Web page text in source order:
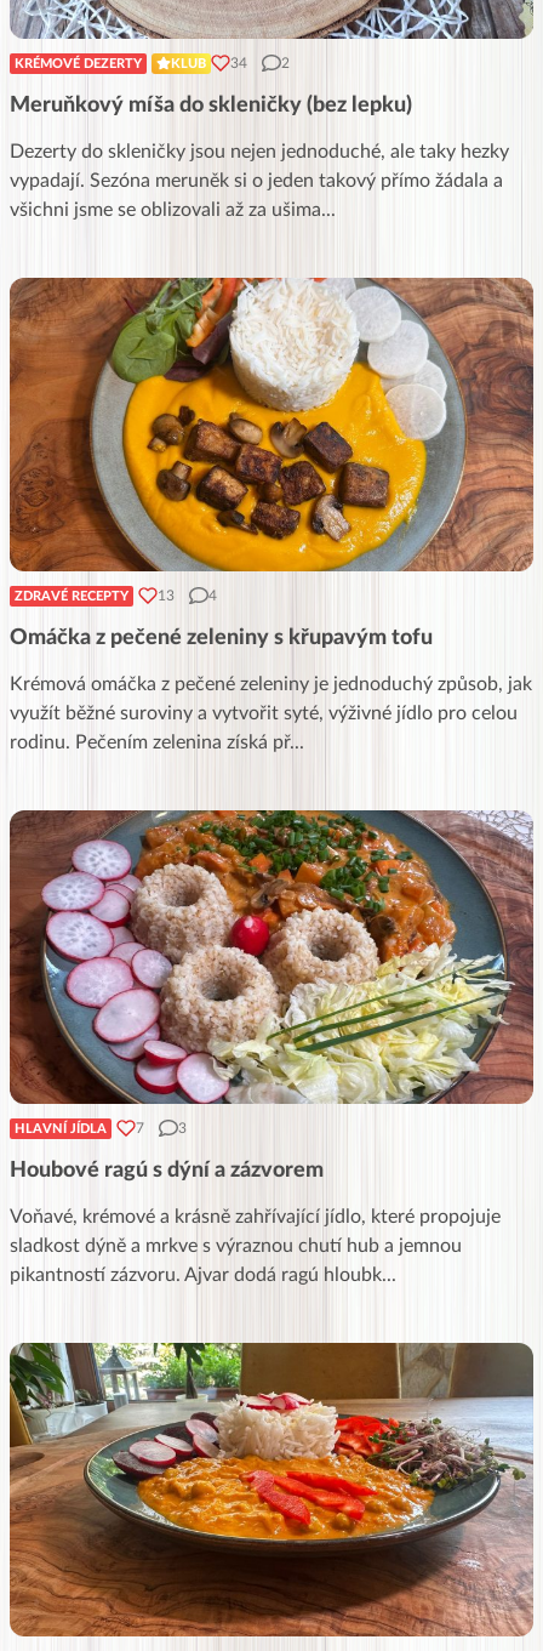
KRÉMOVÉ DEZERTY KLUB 34 2
Meruňkový míša do skleničky (bez lepku)
Dezerty do skleničky jsou nejen jednoduché, ale taky hezky
vypadají. Sezóna meruněk si o jeden takový přímo žádala a
všichni jsme se oblizovali až za ušima...
ZDRAVÉ RECEPTY 13 4
Omáčka z pečené zeleniny s křupavým tofu
Krémová omáčka z pečené zeleniny je jednoduchý způsob, jak
využít běžné suroviny a vytvořit syté, výživné jídlo pro celou
rodinu. Pečením zelenina získá př...
HLAVNÍ JÍDLA 7 3
Houbové ragú s dýní a zázvorem
Voňavé, krémové a krásně zahřívající jídlo, které propojuje
sladkost dýně a mrkve s výraznou chutí hub a jemnou
pikantností zázvoru. Ajvar dodá ragú hloubk...